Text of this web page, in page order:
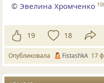
©Эвелина Хромченко
19 18
Опубликовала FistashkA 17